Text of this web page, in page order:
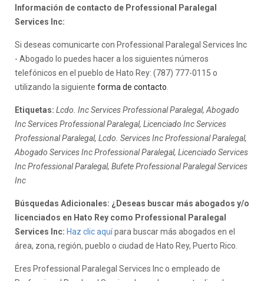
Información de contacto de Professional Paralegal
Services Inc:
Si deseas comunicarte con Professional Paralegal Services Inc
- Abogado lo puedes hacer a los siguientes números
telefónicos en el pueblo de Hato Rey: (787) 777-0115 o
utilizando la siguiente forma de contacto
Etiquetas: Lcdo. Inc Services Professional Paralegal, Abogado
Inc Services Professional Paralegal, Licenciado Inc Services
Professional Paralegal, Lcdo. Services Inc Professional Paralegal,
Abogado Services Inc Professional Paralegal, Licenciado Services
Inc Professional Paralegal, Bufete Professional Paralegal Services
Inc
Búsquedas Adicionales: ¿Deseas buscar más abogados y/o
licenciados en Hato Rey como Professional Paralegal
Services Inc: Haz clic aquípara buscar más abogados en el
área, zona, región, pueblo o ciudad de Hato Rey, Puerto Rico.
Eres Professional Paralegal Services Inc o empleado de